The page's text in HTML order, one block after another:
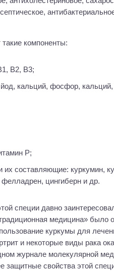
компоненты:
В2, В3;
йод, кальций, фосфор,
Р;
цингиберн и др.
специи давно
медицина» было
куркумы для
и некоторые виды рака
журнале молекулярной
защитные свойства этой